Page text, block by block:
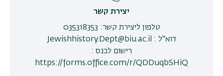
יצירת קשר
טלפון ליצירת קשר:
035318353
דוא"ל :
Jewishhistory.Dept@biu.ac.il
רישום לכנס :
https://forms.office.com/r/QDDuqbSHiQ